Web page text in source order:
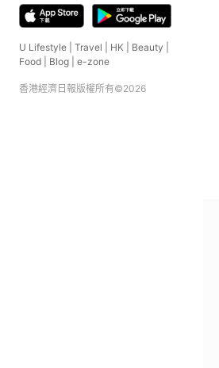
U Lifestyle Travel HK Beauty
Food
Blog e-zone
香港經濟日報版權所有©2026